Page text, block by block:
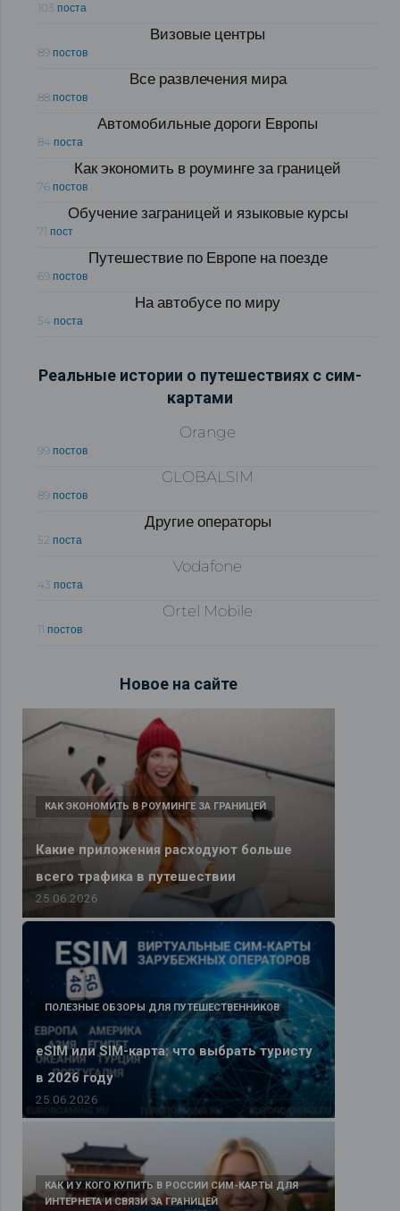
103 поста
Визовые центры
89 постов
Все развлечения мира
88 постов
Автомобильные дороги Европы
84 поста
Как экономить в роуминге за границей
76 постов
Обучение заграницей и языковые курсы
71 пост
Путешествие по Европе на поезде
69 постов
На автобусе по миру
54 поста
Реальные истории о путешествиях с сим-
картами
Orange
99 постов
GLOBALSIM
89 постов
Другие операторы
52 поста
Vodafone
43 поста
Ortel Mobile
11 постов
Новое на сайте
Какие приложения расходуют больше
всего трафика в путешествии
КАК ЭКОНОМИТЬ В РОУМИНГЕ ЗА ГРАНИЦЕЙ
25.06.2026
eSIM или SIM-карта: что выбрать туристу
в 2026 году
ПОЛЕЗНЫЕ ОБЗОРЫ ДЛЯ ПУТЕШЕСТВЕННИКОВ
25.06.2026
КАК И У КОГО КУПИТЬ В РОССИИ СИМ-КАРТЫ ДЛЯ
ИНТЕРНЕТА И СВЯЗИ ЗА ГРАНИЦЕЙ